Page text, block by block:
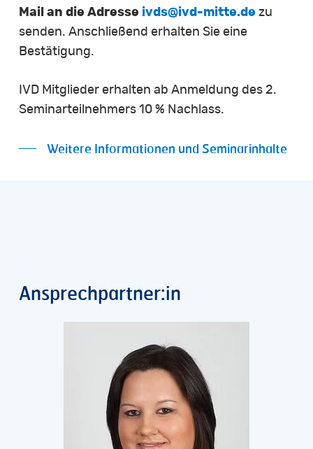
Mail an die Adresse ivds@ivd-mitte.de zu
senden. Anschließend erhalten Sie eine
Bestätigung.
IVD Mitglieder erhalten ab Anmeldung des 2.
Seminarteilnehmers 10 % Nachlass.
Weitere Informationen und Seminarinhalte
Ansprechpartner:in